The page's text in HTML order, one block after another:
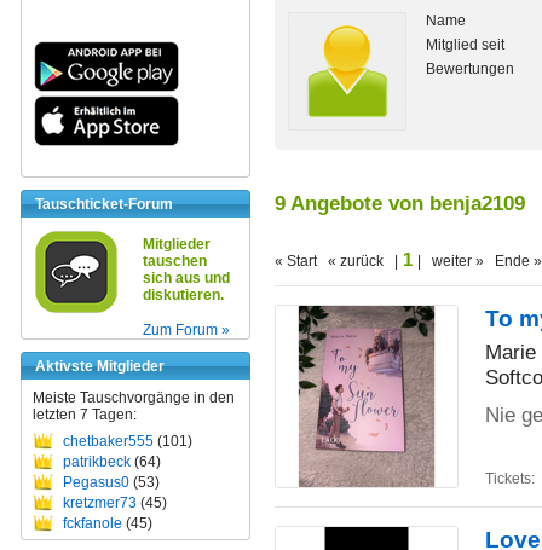
Tauschticket-Forum
Mitglieder
tauschen
sich aus und
diskutieren.
Zum Forum »
Aktivste Mitglieder
Meiste Tauschvorgänge in den
letzten 7 Tagen:
chetbaker555 (101)
patrikbeck (64)
Pegasus0 (53)
kretzmer73 (45)
fckfanole (45)
Name
Mitglied seit
Bewertungen
9 Angebote von benja2109
« Start « zurück | 1 | weiter » Ende »
To
Nie
Tickets: